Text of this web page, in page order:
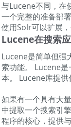
与Lucene不同，在
一个完整的准备部
使用Solr可以扩展
Lucene在搜索
Lucene是简单但强
索功能。 Lucene
本。 Lucene库提
如果有一个具有大
中提取一个搜索引
程序的核心，提供